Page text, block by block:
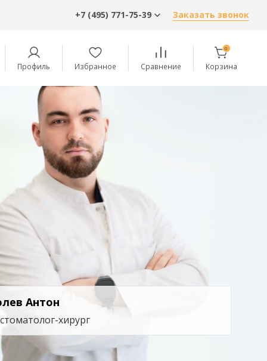
+7 (495) 771-75-39 Заказать звонок
Профиль Избранное Сравнение
0
Корзина
Антон
хирург